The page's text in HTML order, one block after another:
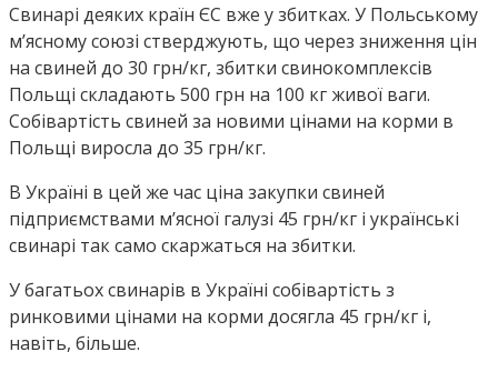
Свинарі деяких країн ЄС вже у збитках. У Польському
мʼясному союзі стверджують, що через зниження цін
на свиней до 30 грн/кг, збитки свинокомплексів
Польщі складають 500 грн на 100 кг живої ваги.
Собівартість свиней за новими цінами на корми в
Польщі виросла до 35 грн/кг.
В Україні в цей же час ціна закупки свиней
підприємствами мʼясної галузі 45 грн/кг і українські
свинарі так само скаржаться на збитки.
У багатьох свинарів в Україні собівартість з
ринковими цінами на корми досягла 45 грн/кг і,
навіть, більше.